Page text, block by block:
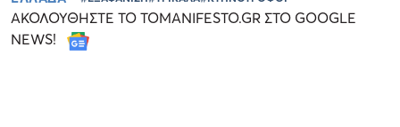
ΑΚΟΛΟΥΘΗΣΤΕ ΤΟ TOMANIFESTO.GR ΣΤΟ GOOGLE
NEWS!